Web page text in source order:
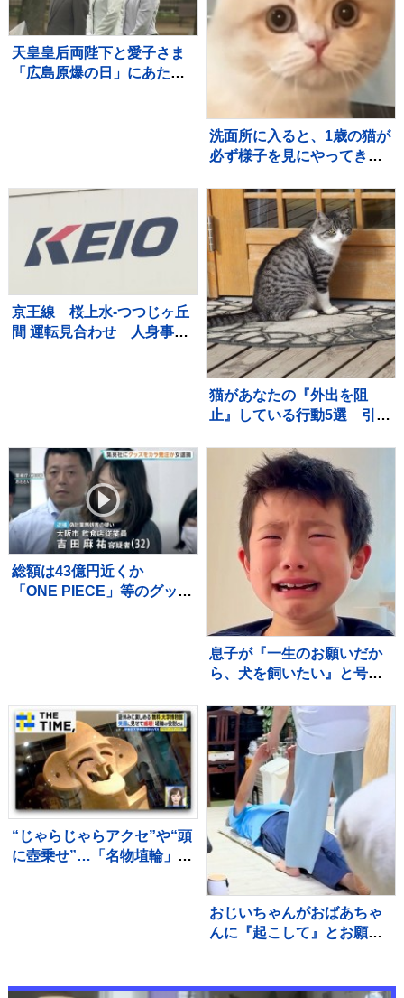
天皇皇后両陛下と愛子さま
「広島原爆の日」にあたり
洗面所に入ると、1歳の猫が
必ず様子を見にやってき
22万いいね「首の角度がた
まらん」「真剣に見てるね
ｗ」
京王線 桜上水-つつじヶ丘
間 運転見合わせ 人身事故
猫があなたの『外出を阻
止』している行動5選 引き
総額は43億円近くか
「ONE PIECE」等のグッズ
息子が『一生のお願いだか
ら、犬を飼いたい』と号泣
思わず感動する『成長記
録』が255万再生「素敵」
「愛溢れてる」
“じゃらじゃらアクセ”や“頭
に壺乗せ”…「名物埴輪」を
おじいちゃんがおばあちゃ
んに『起こして』とお願い
万再生「手加減なしで草」